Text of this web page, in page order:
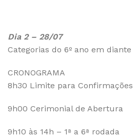
Dia 2 – 28/07
Categorias do 6º ano em diante
CRONOGRAMA
8h30 Limite para Confirmações
9h00 Cerimonial de Abertura
9h10 às 14h – 1ª a 6ª rodada